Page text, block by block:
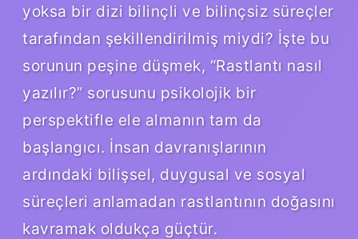
yoksa bir dizi bilinçli ve bilinçsiz süreçler
tarafından şekillendirilmiş miydi? İşte bu
sorunun peşine düşmek, “Rastlantı nasıl
yazılır?” sorusunu psikolojik bir
perspektifle ele almanın tam da
başlangıcı. İnsan davranışlarının
ardındaki bilişsel, duygusal ve sosyal
süreçleri anlamadan rastlantının doğasını
kavramak oldukça güçtür.